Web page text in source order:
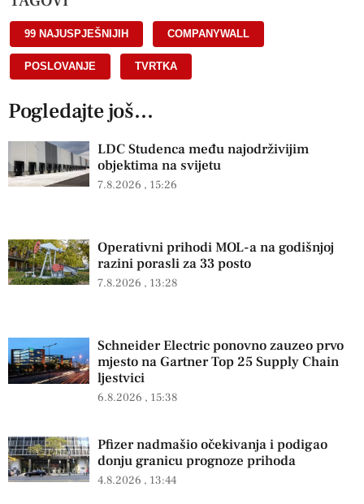
99 NAJUSPJEŠNIJIH COMPANYWALL
POSLOVANJE TVRTKA
Pogledajte još...
LDC Studenca među najodrživijim
objektima na svijetu
7.8.2026 15:26
Operativni prihodi MOL-a na godišnjoj
razini porasli za 33 posto
7.8.2026 13:28
Schneider Electric ponovno zauzeo prvo
mjesto na Gartner Top 25 Supply Chain
ljestvici
6.8.2026 15:38
Pfizer nadmašio očekivanja i podigao
donju granicu prognoze prihoda
4.8.2026 13:44